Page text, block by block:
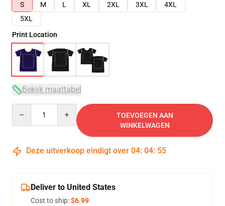
S
M L XL 2XL 3XL
4XL
5XL
Print Location
Bekijk maattabel
TOEVOEGEN AAN
WINKELWAGEN
Deze uitverkoop eindigt over 04: 04: 54
Deliver to United States
Cost to ship:$6.99